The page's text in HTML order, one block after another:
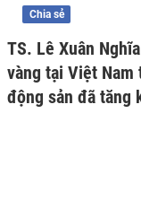
Chia sẻ
TS. Lê Xuân
vàng tại Việt Nam
động sản đã tăng